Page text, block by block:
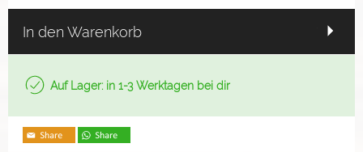
In den Warenkorb
Auf Lager: in 1-3 Werktagen bei dir